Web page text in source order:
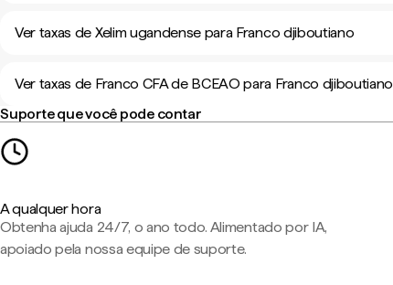
Ver taxas de Xelim ugandense para Franco djiboutiano
Ver taxas de Franco CFA de BCEAO para Franco djiboutiano
Suporte que você pode contar
A qualquer hora
Obtenha ajuda 24/7, o ano todo. Alimentado por IA,
apoiado pela nossa equipe de suporte.